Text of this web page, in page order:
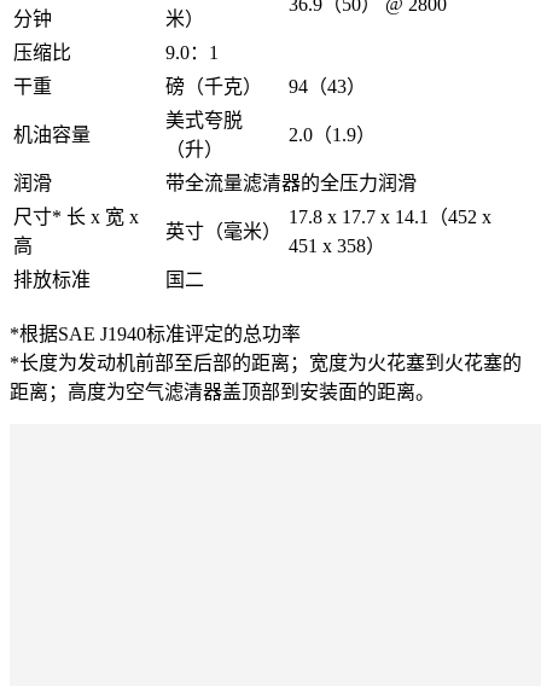
分钟 米）
压缩比
9.0：1
干重
磅（千克） 94（43）
机油容量
美式夸脱
（升）
2.0（1.9）
润滑
带全流量滤清器的全压力润滑
尺寸* 长 x 宽 x
高
英寸（毫米）
17.8 x 17.7 x 14.1（452 x
451 x 358）
排放标准
国二
*根据SAE J1940标准评定的总功率
*长度为发动机前部至后部的距离；宽度为火花塞到火花塞的
距离；高度为空气滤清器盖顶部到安装面的距离。